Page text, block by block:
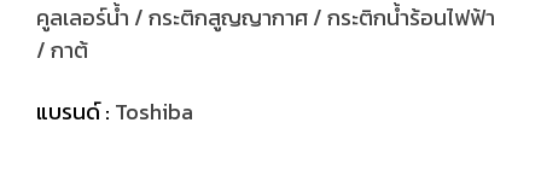
คูลเลอร์น้ำ / กระติกสูญญากาศ / กระติกน้ำร้อนไฟฟ้า
/ กาต้
แบรนด์ : Toshiba